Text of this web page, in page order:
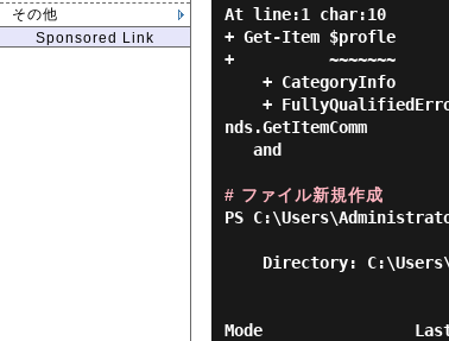
その他
Sponsored Link
At line:1 char:10
+ Get-Item $profle
+          ~~~~~~~
nds.GetItemComm
# ファイル新規作成
PS
Mode